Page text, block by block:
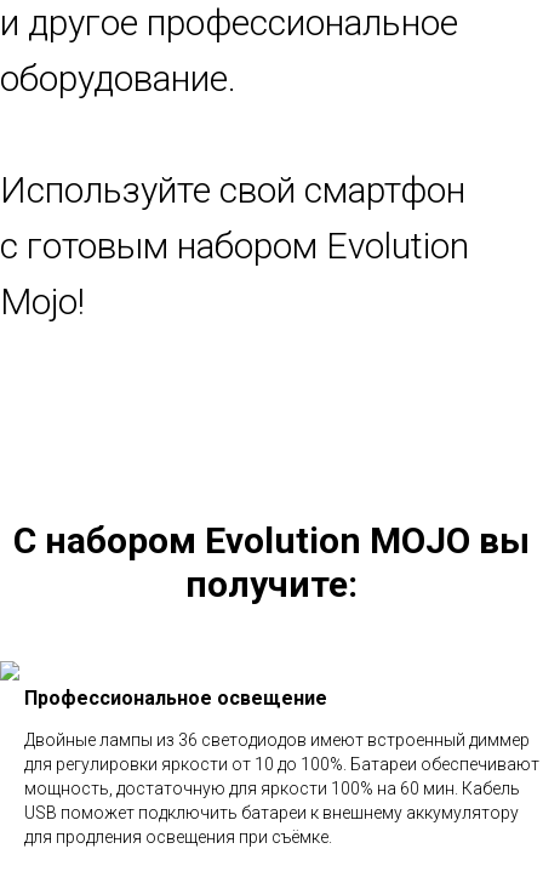
и другое профессиональное
оборудование.
Используйте свой смартфон
с готовым набором Evolution
Mojo!
С набором Evolution MOJO вы
получите:
Профессиональное освещение
Двойные лампы из 36 светодиодов имеют встроенный диммер
для регулировки яркости от 10 до 100%. Батареи обеспечивают
мощность, достаточную для яркости 100% на 60 мин. Кабель
USB поможет подключить батареи к внешнему аккумулятору
для продления освещения при съёмке.